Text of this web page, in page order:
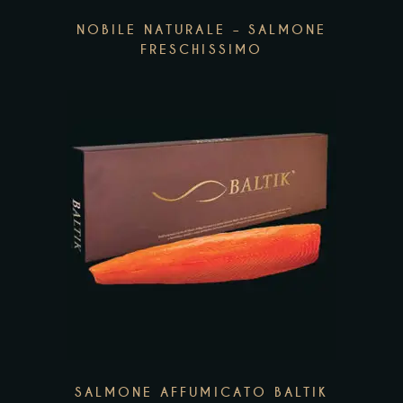
NOBILE NATURALE – SALMONE
FRESCHISSIMO
Questo
prodotto
ha
più
varianti.
essere
Add to wishlist
SALMONE AFFUMICATO BALTIK